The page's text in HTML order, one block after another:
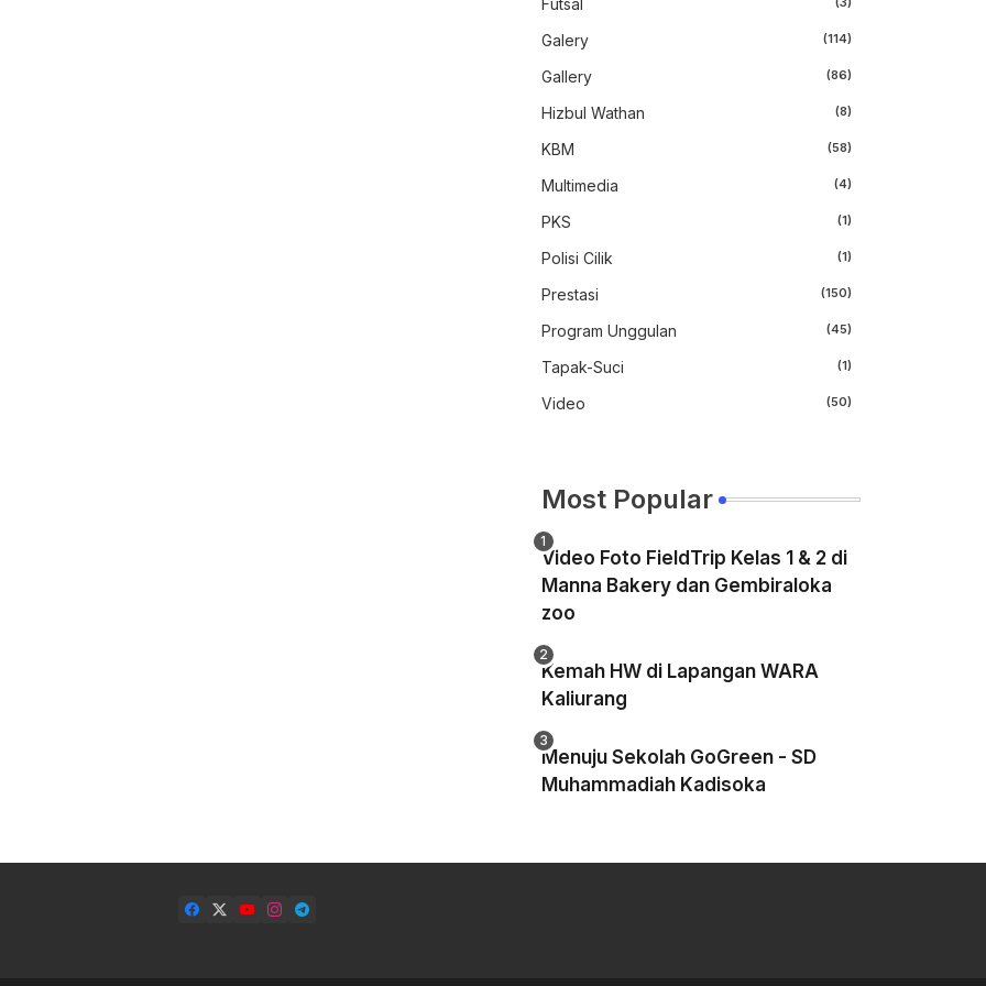
Futsal
Galery (114)
Gallery (86)
Hizbul Wathan (8)
KBM (58)
Multimedia (4)
PKS (1)
Polisi Cilik (1)
Prestasi (150)
Program Unggulan (45)
Tapak-Suci (1)
Video (50)
Most Popular
Video Foto FieldTrip Kelas 1 & 2 di
Manna Bakery dan Gembiraloka
zoo
Kemah HW di Lapangan WARA
Kaliurang
Menuju Sekolah GoGreen - SD
Muhammadiah Kadisoka